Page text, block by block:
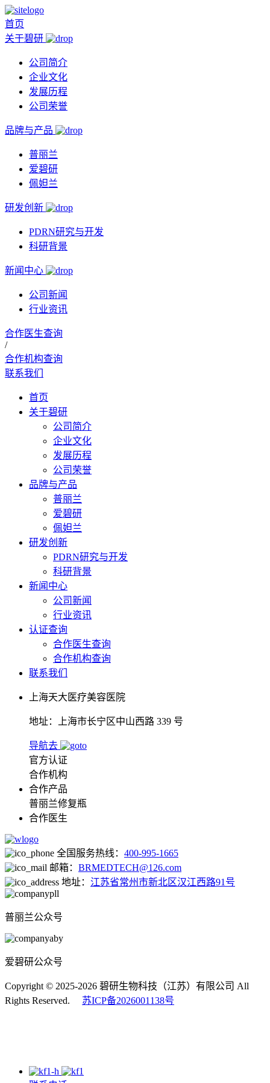
首页
关于碧研
公司简介
企业文化
发展历程
公司荣誉
品牌与产品
普丽兰
爱碧研
佩妲兰
研发创新
PDRN研究与开发
科研背景
新闻中心
公司新闻
行业资讯
合作医生查询
/
合作机构查询
联系我们
首页
关于碧研
公司简介
企业文化
发展历程
公司荣誉
品牌与产品
普丽兰
爱碧研
佩妲兰
研发创新
PDRN研究与开发
科研背景
新闻中心
公司新闻
行业资讯
认证查询
合作医生查询
合作机构查询
联系我们
上海天大医疗美容医院
地址：上海市长宁区中山西路 339 号
导航去
官方认证
合作机构
合作产品
普丽兰修复瓶
合作医生
全国服务热线： 400-995-1665
邮箱： BRMEDTECH@126.com
地址： 江苏省常州市新北区汉江西路91号
普丽兰公众号
爱碧研公众号
Copyright © 2025-2026 碧研生物科技（江苏）有限公司 All
Rights Reserved. 苏ICP备2026001138号